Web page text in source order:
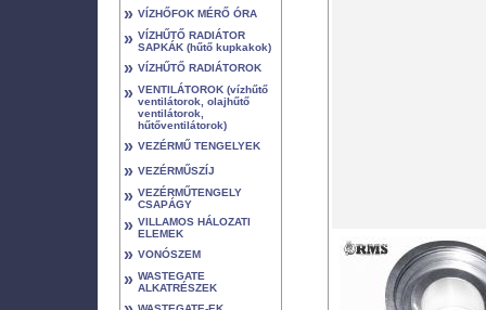
» VÍZHŐFOK MÉRŐ ÓRA
» VÍZHŰTŐ RADIÁTOR
SAPKÁK (hűtő kupkakok)
» VÍZHŰTŐ RADIÁTOROK
» VENTILÁTOROK (vízhűtő
ventilátorok, olajhűtő
ventilátorok,
hűtőventilátorok)
» VEZÉRMŰ TENGELYEK
» VEZÉRMŰSZÍJ
» VEZÉRMŰTENGELY
CSAPÁGY
» VILLAMOS HÁLOZATI
ELEMEK
» VONÓSZEM
» WASTEGATE
ALKATRÉSZEK